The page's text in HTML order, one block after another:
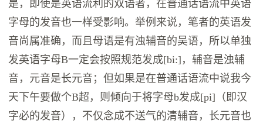
是，即使是英语流利的双语者，在普通话语流中英语
字母的发音也一样受影响。举例来说，笔者的英语发
音尚属准确，而且母语是有浊辅音的吴语，所以单独
发英语字母B一定会按照规范发成[bi:]，辅音是浊辅
音，元音是长元音；但如果是在普通话语流中说我今
天下午要做个B超，则倾向于将字母b发成[pi]（即汉
字必的发音），不仅念成不送气的清辅音，长元音也